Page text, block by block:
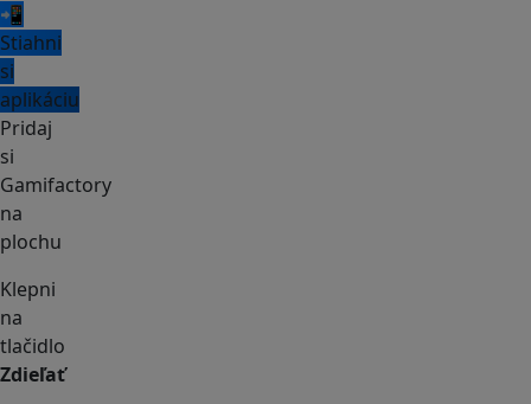
📲
Stiahni
si
aplikáciu
Pridaj
si
Gamifactory
na
plochu
Klepni
na
tlačidlo
Zdieľať